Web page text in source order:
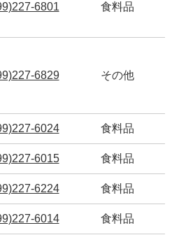
6801 食料品
6829 その他
6024 食料品
6015 食料品
6224 食料品
6014 食料品